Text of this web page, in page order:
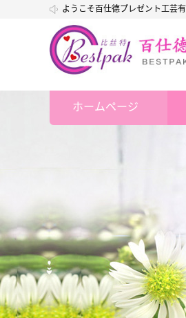
ようこそ百仕德プレゼント工芸
ホームページ